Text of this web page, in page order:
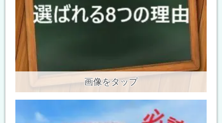
画像をタップ